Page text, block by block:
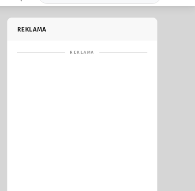
REKLAMA